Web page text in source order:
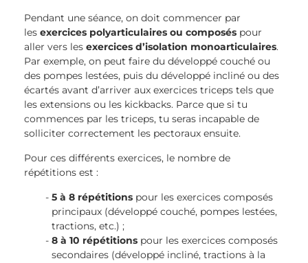
Pendant une séance, on doit commencer par
les exercices polyarticulaires ou composés pour
aller vers les exercices d’isolation monoarticulaires.
Par exemple, on peut faire du développé couché ou
des pompes lestées, puis du développé incliné ou des
écartés avant d’arriver aux exercices triceps tels que
les extensions ou les kickbacks. Parce que si tu
commences par les triceps, tu seras incapable de
solliciter correctement les pectoraux ensuite.
Pour ces différents exercices, le nombre de
répétitions est :
5 à 8 répétitions pour les exercices composés
principaux (développé couché, pompes lestées,
tractions, etc.) ;
8 à 10 répétitions pour les exercices composés
secondaires (développé incliné, tractions à la